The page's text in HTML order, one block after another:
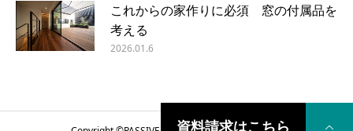
これからの家作りに必須 窓の付属品を
考える
2026.01.6
資料請求はこちら